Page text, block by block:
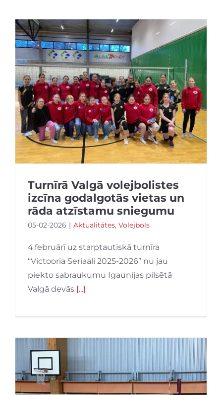
Turnīrā Valgā volejbolistes
izcīna godalgotās vietas un
rāda atzīstamu sniegumu
05-02-2026 | Aktualitātes, Volejbols
4.februārī uz starptautiskā turnīra
“Victooria Seriaali 2025-2026” nu jau
piekto sabraukumu Igaunijas pilsētā
Valgā devās [...]